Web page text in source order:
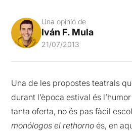
Una opinió de
Iván F. Mula
21/07/2013
Una de les propostes teatrals
durant l’època estival és
tanta oferta, no és pas fàcil
monólogos el rethorno és, en